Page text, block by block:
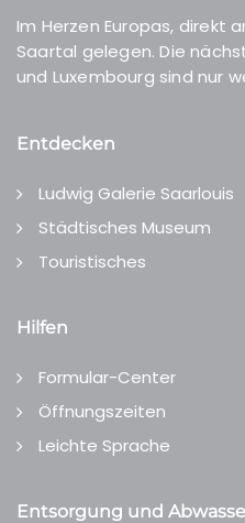
Im Herzen Europas, direkt
Saartal gelegen. Die
und Luxembourg sind nur
Entdecken
Ludwig Galerie Saarlouis
Städtisches Museum
Touristisches
Hilfen
Formular-Center
Öffnungszeiten
Leichte Sprache
Entsorgung und